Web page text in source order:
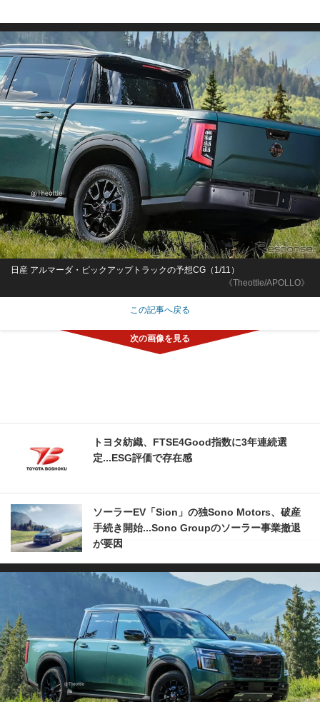
《Theottle/APOLLO》
日産 アルマーダ・ピックアップトラックの予想CG（1/11）
この記事へ戻る
トヨタ紡織、FTSE4Good指数に3年連続選
定...ESG評価で存在感
ソーラーEV「Sion」の独Sono Motors、破産
手続き開始...Sono Groupのソーラー事業撤退
が要因